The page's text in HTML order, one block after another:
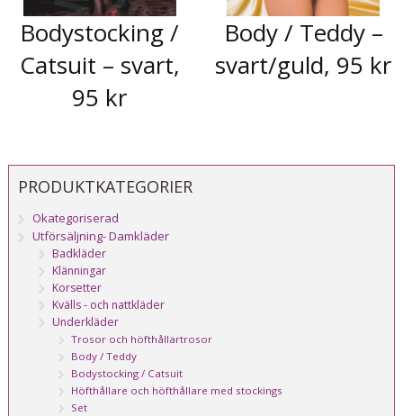
Bodystocking /
Catsuit – svart,
95 kr
Body / Teddy –
svart/guld, 95 kr
PRODUKTKATEGORIER
Okategoriserad
Utförsäljning- Damkläder
Badkläder
Klänningar
Korsetter
Kvälls - och nattkläder
Underkläder
Trosor och höfthållartrosor
Body / Teddy
Bodystocking / Catsuit
Höfthållare och höfthållare med stockings
Set